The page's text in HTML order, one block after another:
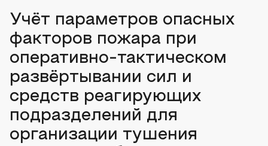
Учёт параметров опасных
факторов пожара при
оперативно-тактическом
развёртывании сил и
средств реагирующих
подразделений для
организации тушения